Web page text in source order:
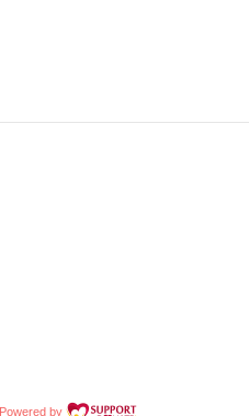
Powered by